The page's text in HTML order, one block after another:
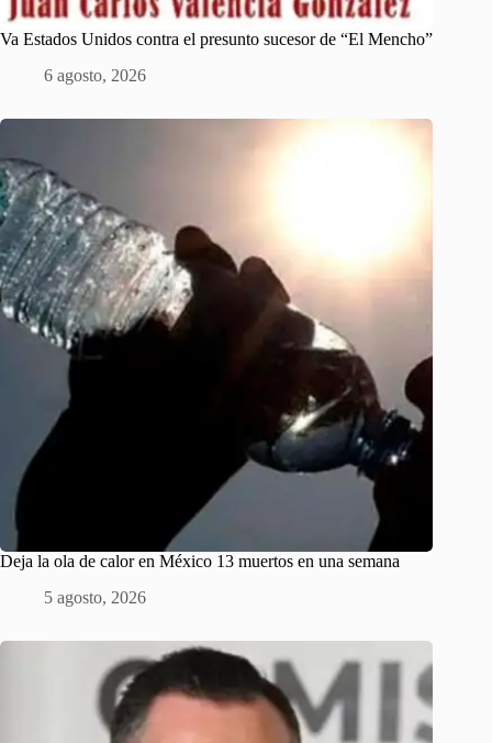
Va Estados Unidos contra el presunto sucesor de “El Mencho”
6 agosto, 2026
Deja la ola de calor en México 13 muertos en una semana
5 agosto, 2026